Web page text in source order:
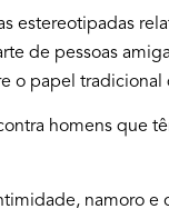
estereotipadas
de pessoas
o papel tradicional
homens que
namoro e